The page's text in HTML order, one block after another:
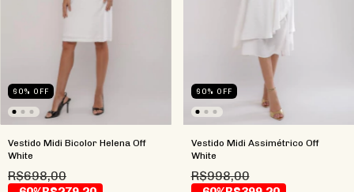
60% OFF
Vestido Midi Bicolor Helena Off
White
R$698,00
60% OFF
Vestido Midi Assimétrico Off
White
R$998,00